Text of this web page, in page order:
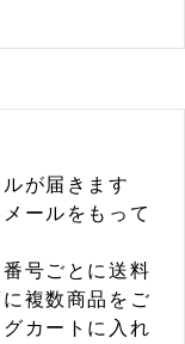
が届きます
ールをもって
号ごとに送料
複数商品をご
カートに入れ